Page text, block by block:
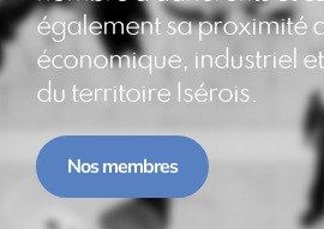
également sa proximité
économique, industriel
du territoire Isérois.
Nos membres